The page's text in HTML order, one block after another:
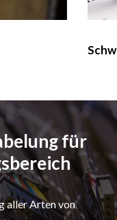
für
aller Arten von